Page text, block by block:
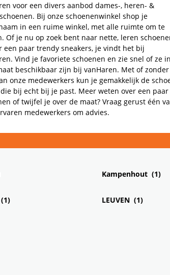
voor een divers aanbod dames-, heren- &
Bij onze schoenenwinkel shop je
in een ruime winkel, met alle ruimte om te
Of je nu op zoek bent naar nette, leren
een paar trendy sneakers, je vindt het bij
Vind je favoriete schoenen en zie snel of ze in
beschikbaar zijn bij vanHaren. Met of zonder
onze medewerkers kun je gemakkelijk de
bij echt bij je past. Meer weten over een paar
of twijfel je over de maat? Vraag gerust één
medewerkers om advies.
Kampenhout
LEUVEN